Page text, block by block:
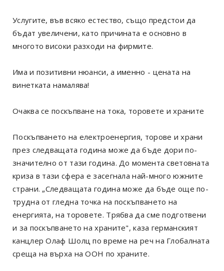
Услугите, във всяко естество, също предстои да
бъдат увеличени, като причината е основно в
многото високи разходи на фирмите.
Има и позитивни нюанси, а именно - цената на
винетката намалява!
Очаква се поскъпване на тока, торовете и храните
Поскъпването на електроенергия, торове и храни
през следващата година може да бъде дори по-
значително от тази година. До момента световната
криза в тази сфера е засегнала най-много южните
страни. „Следващата година може да бъде още по-
трудна от гледна точка на поскъпването на
енергията, на торовете. Трябва да сме подготвени
и за поскъпването на храните", каза германският
канцлер Олаф Шолц по време на реч на Глобалната
среща на върха на ООН по храните.